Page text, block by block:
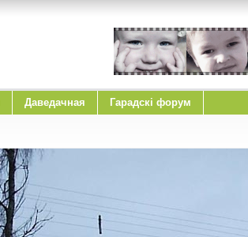
Даведачная Гарадскі форум